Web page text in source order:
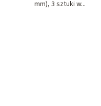
mm), 3 sztuki w...